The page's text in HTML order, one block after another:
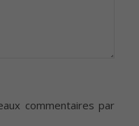
commentaires par